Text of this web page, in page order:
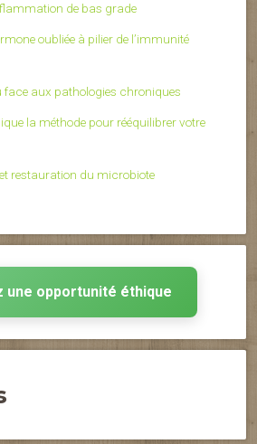
de bas grade
oubliée à pilier de l’immunité
face aux pathologies chroniques
la méthode pour rééquilibrer votre
restauration du microbiote
une opportunité éthique